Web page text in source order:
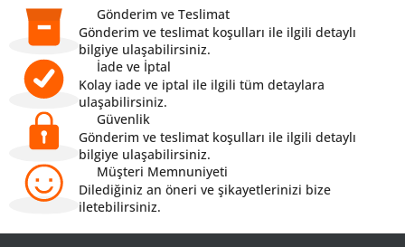
Gönderim ve Teslimat
Gönderim ve teslimat koşulları ile ilgili detaylı
bilgiye ulaşabilirsiniz.
İade ve İptal
Kolay iade ve iptal ile ilgili tüm detaylara
ulaşabilirsiniz.
Güvenlik
Gönderim ve teslimat koşulları ile ilgili detaylı
bilgiye ulaşabilirsiniz.
Müşteri Memnuniyeti
Dilediğiniz an öneri ve şikayetlerinizi bize
iletebilirsiniz.